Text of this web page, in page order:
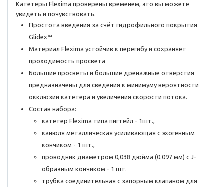
Катетеры Flexima проверены временем, это вы можете
увидеть и почувствовать.
Простота введения за счёт гидрофильного покрытия
Glidex™
Материал Flexima устойчив к перегибу и сохраняет
проходимость просвета
Большие просветы и большие дренажные отверстия
предназначены для сведения к минимуму вероятности
окклюзии катетера и увеличения скорости потока.
Состав набора:
катетер Flexima типа пигтейл - 1шт.,
канюля металлическая усиливающая с эхогенным
кончиком - 1 шт.,
проводник диаметром 0,038 дюйма (0.097 мм) с J-
образным кончиком - 1 шт.
трубка соединительная с запорным клапаном для